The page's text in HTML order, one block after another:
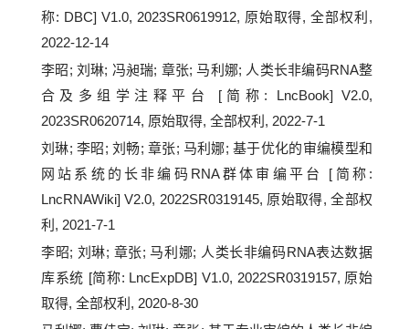
称: DBC] V1.0, 2023SR0619912, 原始取得, 全部权利,
2022-12-14
李昭; 刘琳; 冯昶瑞; 章张; 马利娜; 人类长非编码RNA整
合及多组学注释平台 [简称: LncBook] V2.0,
2023SR0620714, 原始取得, 全部权利, 2022-7-1
刘琳; 李昭; 刘畅; 章张; 马利娜; 基于优化的审编模型和
网站系统的长非编码RNA群体审编平台 [简称:
LncRNAWiki] V2.0, 2022SR0319145, 原始取得, 全部权
利, 2021-7-1
李昭; 刘琳; 章张; 马利娜; 人类长非编码RNA表达数据
库系统 [简称: LncExpDB] V1.0, 2022SR0319157, 原始
取得, 全部权利, 2020-8-30